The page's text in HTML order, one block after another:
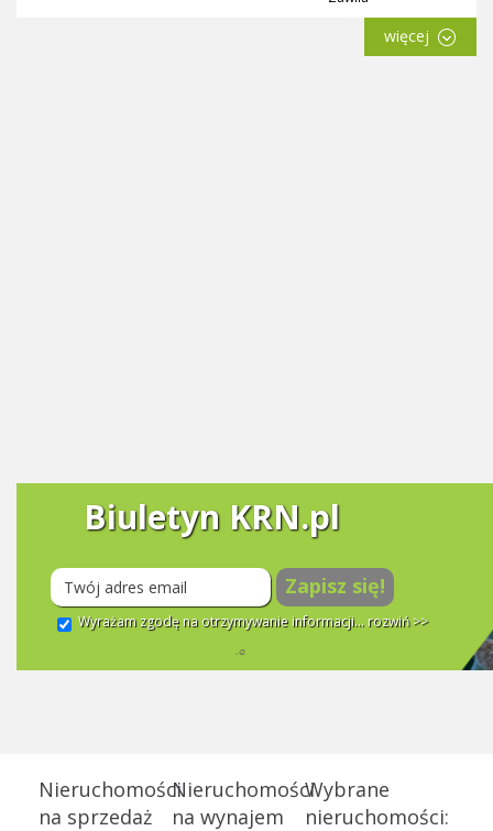
więcej
Biuletyn KRN.pl
Zapisz się!
Wyrażam zgodę na otrzymywanie informacji... rozwiń >>
Nieruchomości
na sprzedaż
Nieruchomości
na wynajem
Wybrane
nieruchomości: